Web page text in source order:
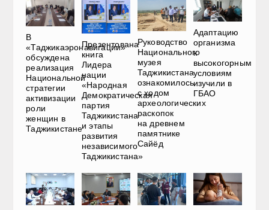
В
«Таджикаэронавигации»
обсуждена
реализация
Национальной
стратегии
активизации
роли
женщин в
Таджикистане
Презентована
книга
Лидера
нации
«Народная
Демократическая
партия
Таджикистана
и этапы
развития
независимого
Таджикистана»
Руководство
Национального
музея
Таджикистана
ознакомилось
с ходом
археологических
раскопок
на древнем
памятнике
Сайёд
Адаптацию
организма
к
высокогорным
условиям
изучили в
ГБАО